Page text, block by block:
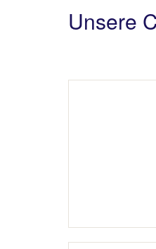
Unsere